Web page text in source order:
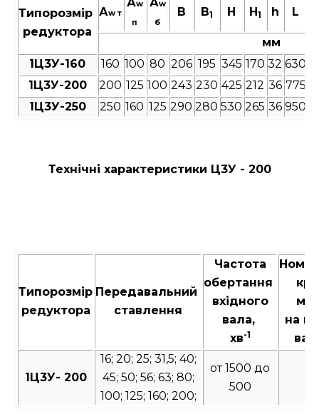
Типорозмір
редуктора
Аw т
w
п
w
б
В B1 Н H1 h L
мм
1Ц3У-160
160 100 80 206 195 345 170 32 630
1Ц3У-200
200 125 100 243 230 425 212 36 775
1Ц3У-250
250 160 125 290 280 530 265 36 950
Технічні характеристики Ц3У - 200
Типорозмір
редуктора
Передавальний
ставлення
Частота
обертання
вхідного
вала,
хв-1
на
1Ц3У- 200
16; 20; 25; 31,5; 40;
45; 50; 56; 63; 80;
100; 125; 160; 200;
от 1500 до
500